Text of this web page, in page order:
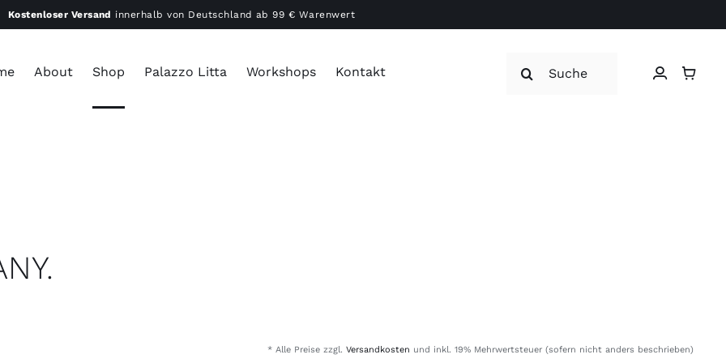
Kostenloser Versand innerhalb von Deutschland ab 99 € Warenwert
About Shop Palazzo Litta Workshops Kontakt
nach:
* Alle Preise zzgl.Versandkosten und inkl. 19% Mehrwertsteuer (sofern nicht anders beschrieben)